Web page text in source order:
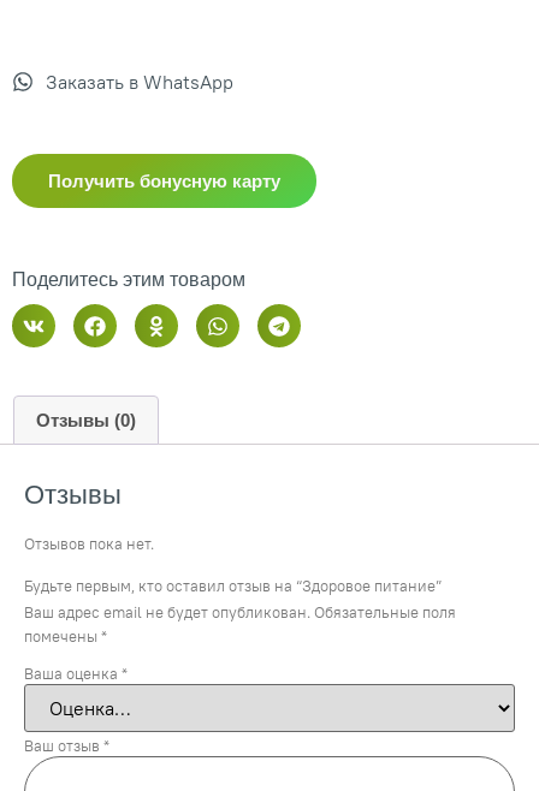
Заказать в WhatsApp
Получить бонусную карту
Поделитесь этим товаром
Отзывы (0)
Отзывы
Отзывов пока нет.
Будьте первым, кто оставил отзыв на “Здоровое питание”
Ваш адрес email не будет опубликован. Обязательные поля
помечены *
Ваша оценка *
Ваш отзыв *